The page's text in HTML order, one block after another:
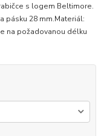
s logem Beltimore.
pásku 28 mm.Materiál:
na požadovanou délku